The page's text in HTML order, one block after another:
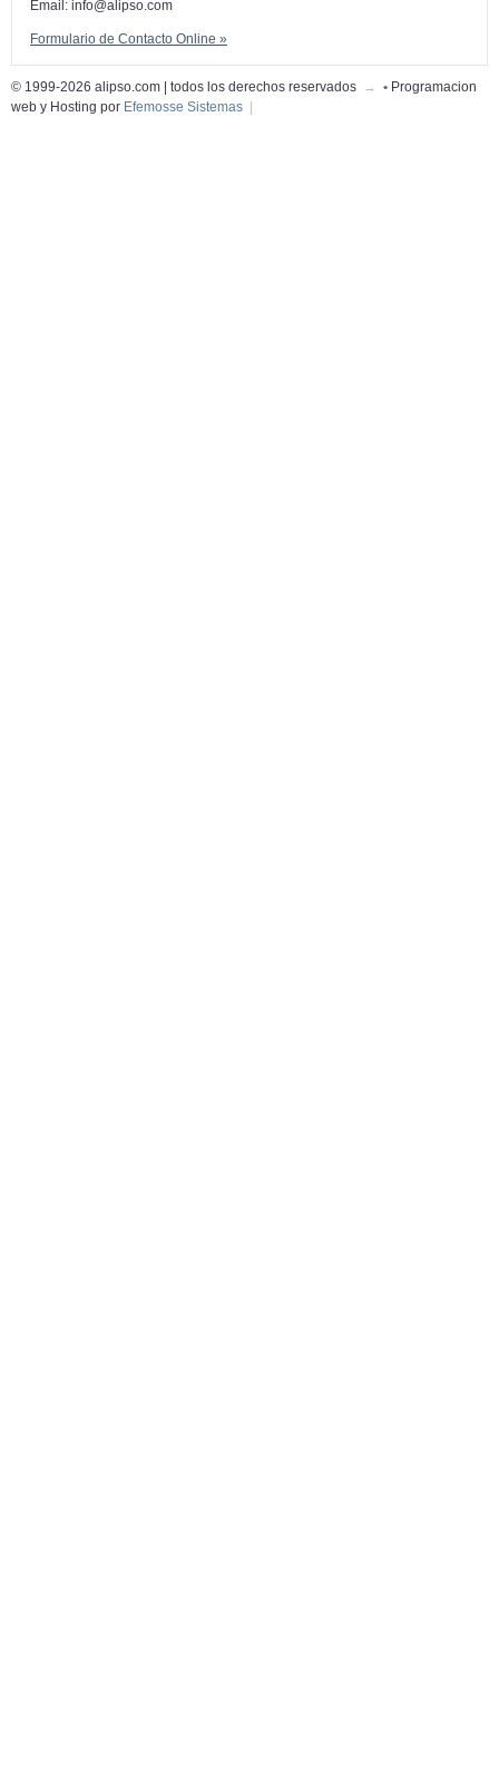
Email: info@alipso.com
Formulario de Contacto Online »
© 1999-2026 alipso.com | todos los derechos reservados → • Programacion
web y Hosting por Efemosse Sistemas |